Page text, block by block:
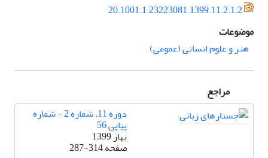
20.1001.1.23223081.1399.11.2.1.2
موضوعات
هنر و علوم انسانی (عمومی)
مراجع
دوره 11، شماره 2 - شماره
پیاپی 56
بهار 1399
صفحه287-314